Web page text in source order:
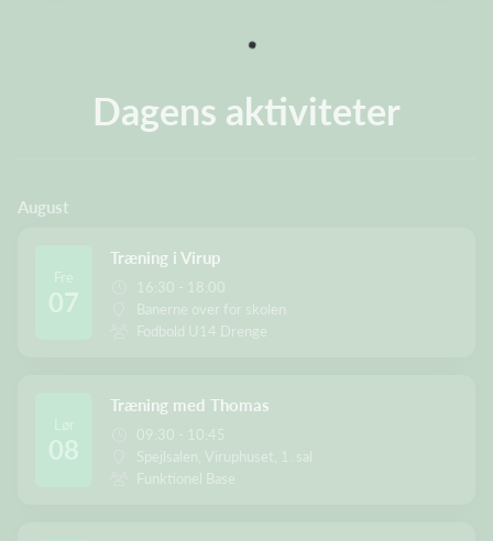
Dagens aktiviteter
August
Fre
07
Træning i Virup
16:30 - 18:00
Banerne over for skolen
Fodbold U14 Drenge
Lør
08
Træning med Thomas
09:30 - 10:45
Spejlsalen, Viruphuset, 1. sal
Funktionel Base